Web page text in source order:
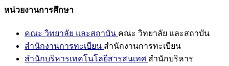
หน่วยงานการศึกษา
คณะ วิทยาลัย และสถาบัน คณะ วิทยาลัย และสถาบัน
สำนักงานการทะเบียน สำนักงานการทะเบียน
สำนักบริหารเทคโนโลยีสารสนเทศ สำนักบริหาร